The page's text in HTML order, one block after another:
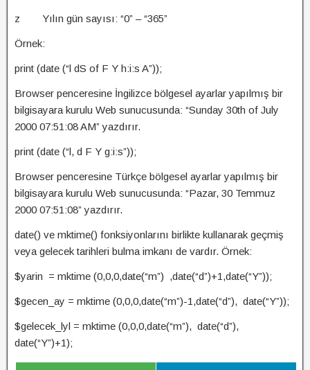
z Yılın gün sayısı: “0” – “365”
Örnek:
print (date (“l dS of F Y h:i:s A”));
Browser penceresine İngilizce bölgesel ayarlar yapılmış bir
bilgisayara kurulu Web sunucusunda: “Sunday 30th of July
2000 07:51:08 AM” yazdırır.
print (date (“l, d F Y g:i:s”));
Browser penceresine Türkçe bölgesel ayarlar yapılmış bir
bilgisayara kurulu Web sunucusunda: “Pazar, 30 Temmuz
2000 07:51:08” yazdırır.
date() ve mktime() fonksiyonlarını birlikte kullanarak geçmiş
veya gelecek tarihleri bulma imkanı de vardır. Örnek:
$yarin = mktime (0,0,0,date(“m”) ,date(“d”)+1,date(“Y”));
$gecen_ay = mktime (0,0,0,date(“m”)-1,date(“d”), date(“Y”));
$gelecek_lyl = mktime (0,0,0,date(“m”), date(“d”),
date(“Y”)+1);